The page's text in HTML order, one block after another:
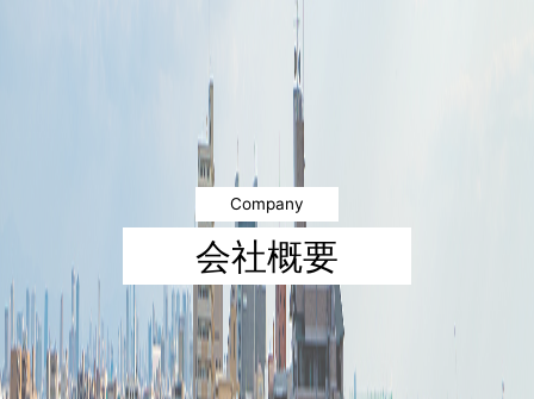
Company
会社概要